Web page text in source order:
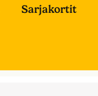
Sarjakortit